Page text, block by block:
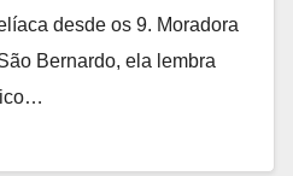
desde os 9. Moradora
Bernardo, ela lembra